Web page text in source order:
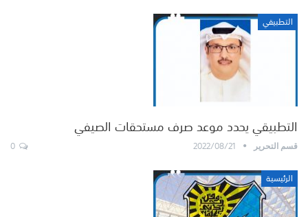
التطبيقي
التطبيقي يحدد موعد صرف مستحقات الصيفي
قسم التحرير 2022/08/21
الرئيسية